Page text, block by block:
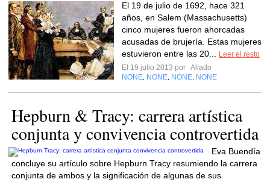
El 19 de julio de 1692, hace 321
años, en Salem (Massachusetts)
cinco mujeres fueron ahorcadas
acusadas de brujería. Estas mujeres
estuvieron entre las 20...
Leer el resto
El 19 julio 2013 por Aliado
NONE NONE NONE NONE
Hepburn & Tracy: carrera artística
conjunta y convivencia controvertida
Eva Buendía
concluye su artículo sobre Hepburn Tracy resumiendo la carrera
conjunta de ambos y la significación de algunas de sus